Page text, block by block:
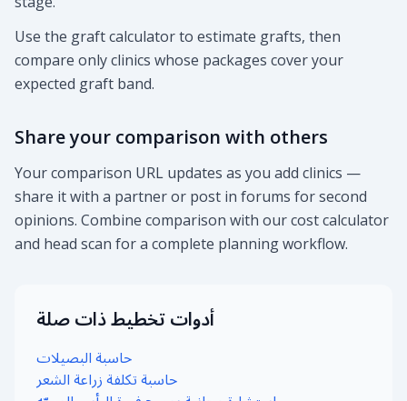
Use the graft calculator to estimate grafts, then
compare only clinics whose packages cover your
expected graft band.
Share your comparison with others
Your comparison URL updates as you add clinics —
share it with a partner or post in forums for second
opinions. Combine comparison with our cost calculator
and head scan for a complete planning workflow.
أدوات تخطيط ذات صلة
حاسبة البصيلات
حاسبة تكلفة زراعة الشعر